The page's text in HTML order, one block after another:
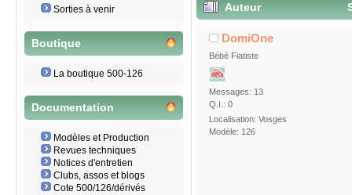
Sorties à venir
Boutique
La boutique 500-126
Documentation
Modèles et Production
Revues techniques
Notices d'entretien
Clubs, assos et blogs
Cote 500/126/dérivés
Auteur
DomiOne
Bébé Fiatiste
Messages: 13
Q.I.: 0
Localisation: Vosges
Modèle: 126